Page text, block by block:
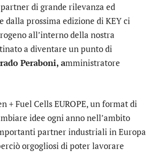
di grande rilevanza ed
dalla prossima edizione di KEY ci
all’interno della nostra
a diventare un punto di
Peraboni, amministratore
+ Fuel Cells EUROPE, un format di
idee ogni anno nell’ambito
partner industriali in Europa
orgogliosi di poter lavorare